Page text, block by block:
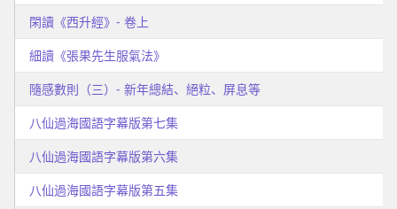
閑讀《西升經》- 卷上
細讀《張果先生服氣法》
隨感數則（三）- 新年總結、絕粒、屏息等
八仙過海國語字幕版第七集
八仙過海國語字幕版第六集
八仙過海國語字幕版第五集